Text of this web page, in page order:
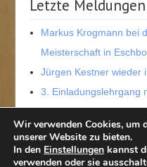
Letzte Meldungen
Markus Krogmann bei
Meisterschaft in
Jürgen Kestner wieder
3. Einladungslehrgang
Neue dritte Dan-
Hessische
Wir verwenden Cookies, um
unserer Website zu bieten.
In den Einstellungen kannst
verwenden oder sie